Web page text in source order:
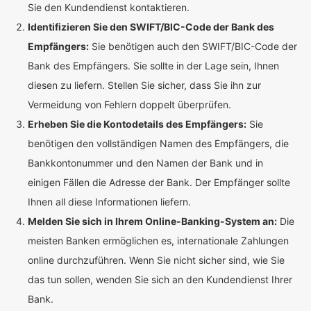
Sie den Kundendienst kontaktieren.
Identifizieren Sie den SWIFT/BIC-Code der Bank des
Empfängers: Sie benötigen auch den SWIFT/BIC-Code der
Bank des Empfängers. Sie sollte in der Lage sein, Ihnen
diesen zu liefern. Stellen Sie sicher, dass Sie ihn zur
Vermeidung von Fehlern doppelt überprüfen.
Erheben Sie die Kontodetails des Empfängers: Sie
benötigen den vollständigen Namen des Empfängers, die
Bankkontonummer und den Namen der Bank und in
einigen Fällen die Adresse der Bank. Der Empfänger sollte
Ihnen all diese Informationen liefern.
Melden Sie sich in Ihrem Online-Banking-System an: Die
meisten Banken ermöglichen es, internationale Zahlungen
online durchzuführen. Wenn Sie nicht sicher sind, wie Sie
das tun sollen, wenden Sie sich an den Kundendienst Ihrer
Bank.